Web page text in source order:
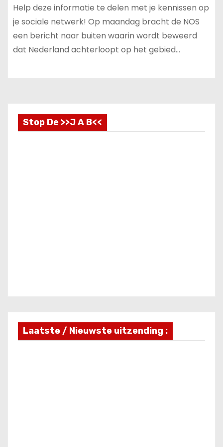
Help deze informatie te delen met je kennissen op
je sociale netwerk! Op maandag bracht de NOS
een bericht naar buiten waarin wordt beweerd
dat Nederland achterloopt op het gebied…
Stop De >>J A B<<
Laatste / Nieuwste uitzending :